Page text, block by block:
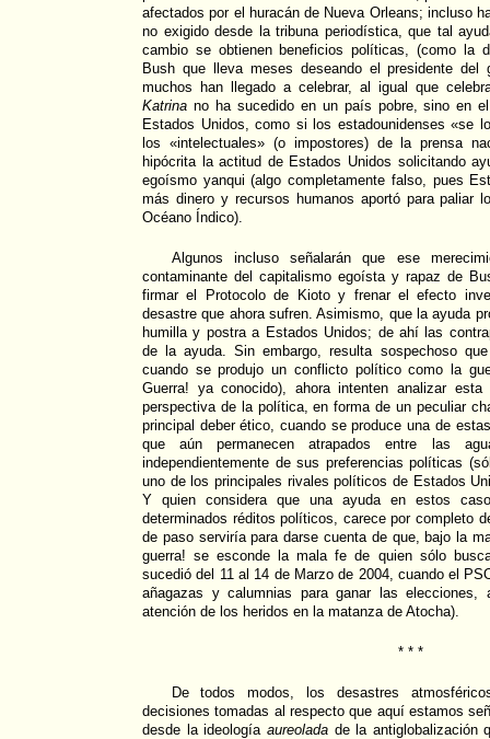
afectados por el huracán de Nueva Orleans; incluso
no exigido desde la tribuna periodística, que tal
cambio se obtienen beneficios políticas, (como la
Bush que lleva meses deseando el presidente del
muchos han llegado a celebrar, al igual que
Katrina no ha sucedido en un país pobre, sino en
Estados Unidos, como si los estadounidenses «se
los «intelectuales» (o impostores) de la prensa
hipócrita la actitud de Estados Unidos solicitando
egoísmo yanqui (algo completamente falso, pues
más dinero y recursos humanos aportó para paliar
Océano Índico).
Algunos incluso señalarán que ese
contaminante del capitalismo egoísta y rapaz de
firmar el Protocolo de Kioto y frenar el efecto
desastre que ahora sufren. Asimismo, que la ayuda
humilla y postra a Estados Unidos; de ahí las
de la ayuda. Sin embargo, resulta sospechoso
cuando se produjo un conflicto político como la
Guerra! ya conocido), ahora intenten analizar
perspectiva de la política, en forma de un peculiar
principal deber ético, cuando se produce una de
que aún permanecen atrapados entre las
independientemente de sus preferencias políticas
uno de los principales rivales políticos de Estados
Y quien considera que una ayuda en estos
determinados réditos políticos, carece por completo
de paso serviría para darse cuenta de que, bajo la
guerra! se esconde la mala fe de quien sólo
sucedió del 11 al 14 de Marzo de 2004, cuando el
añagazas y calumnias para ganar las elecciones,
atención de los heridos en la matanza de Atocha).
* * *
De todos modos, los desastres
decisiones tomadas al respecto que aquí estamos
desde la ideología aureoladade la antiglobalización